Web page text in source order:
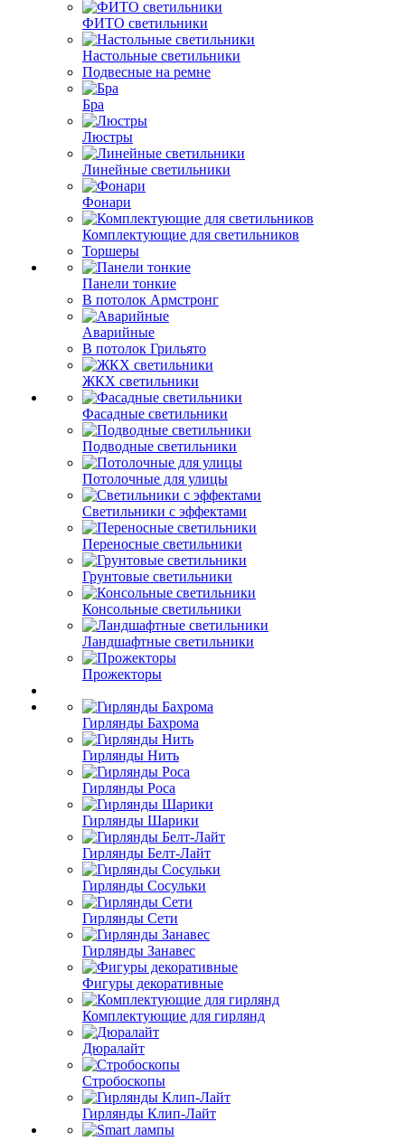
ФИТО светильники
Настольные светильники
Подвесные на ремне
Бра
Люстры
Линейные светильники
Фонари
Комплектующие для светильников
Торшеры
Панели тонкие
В потолок Армстронг
Аварийные
В потолок Грильято
ЖКХ светильники
Фасадные светильники
Подводные светильники
Потолочные для улицы
Светильники с эффектами
Переносные светильники
Грунтовые светильники
Консольные светильники
Ландшафтные светильники
Прожекторы
Гирлянды Бахрома
Гирлянды Нить
Гирлянды Роса
Гирлянды Шарики
Гирлянды Белт-Лайт
Гирлянды Сосульки
Гирлянды Сети
Гирлянды Занавес
Фигуры декоративные
Комплектующие для гирлянд
Дюралайт
Стробоскопы
Гирлянды Клип-Лайт